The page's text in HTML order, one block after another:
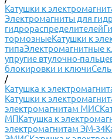
Катушки к
Электромагниты для
гидрораспределителей
тормозныеКатушки к
типаЭлектромагнитные
упругие втулочно-
блокировки и ключи
/
Катушка к
Катушки к
электромагнитам МИС
МПКатушка к
электромагнитам ЭМ-34